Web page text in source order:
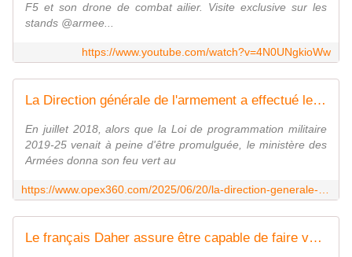
F5 et son drone de combat ailier. Visite exclusive sur les
stands @armee...
https://www.youtube.com/watch?v=4N0UNgkioWw
La Direction générale de l'armement a effectué le premier tir de développement du missile air-air MICA NG - Zone Militaire
En juillet 2018, alors que la Loi de programmation militaire
2019-25 venait à peine d'être promulguée, le ministère des
Armées donna son feu vert au
Le français Daher assure être capable de faire voler un drone MALE d'ici six mois - Zone Militaire